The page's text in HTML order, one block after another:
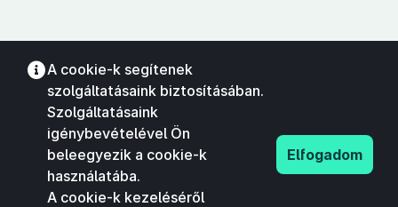
A cookie-k segítenek
szolgáltatásaink biztosításában.
Szolgáltatásaink
igénybevételével Ön
beleegyezik a cookie-k
használatába.
A cookie-k kezeléséről
Elfogadom